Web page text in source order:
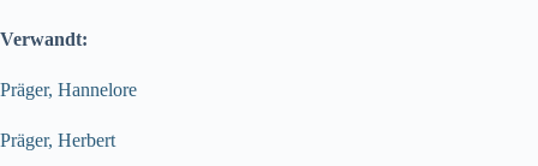
Verwandt:
Präger, Hannelore
Präger, Herbert